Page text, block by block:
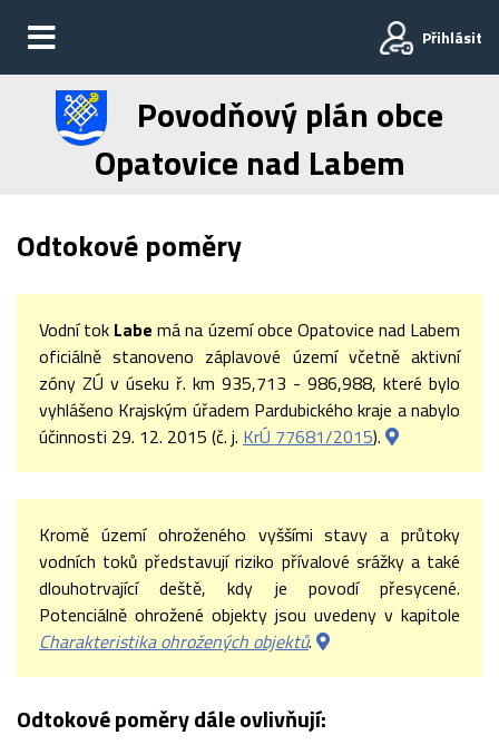
Přihlásit
Povodňový plán obce
Opatovice nad Labem
Odtokové poměry
Vodní tok Labe má na území obce Opatovice nad Labem
oficiálně stanoveno záplavové území včetně aktivní
zóny ZÚ v úseku ř. km 935,713 - 986,988, které bylo
vyhlášeno Krajským úřadem Pardubického kraje a nabylo
účinnosti 29. 12. 2015 (č. j. KrÚ 77681/2015).
Kromě území ohroženého vyššími stavy a průtoky
vodních toků představují riziko přívalové srážky a také
dlouhotrvající deště, kdy je povodí přesycené.
Potenciálně ohrožené objekty jsou uvedeny v kapitole
Charakteristika ohrožených objektů.
Odtokové poměry dále ovlivňují: